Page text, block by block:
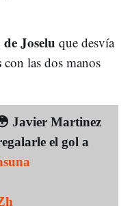
Joselu que desvía
con las dos manos
Javier Martinez
el gol a